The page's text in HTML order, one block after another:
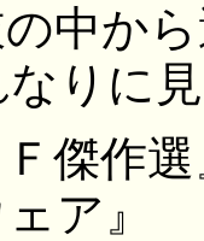
中か
りに
Ｆ傑作
ア』